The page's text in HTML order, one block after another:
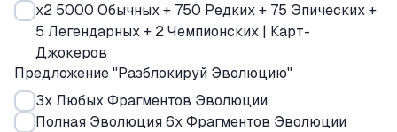
x2 5000 Обычных + 750 Редких + 75 Эпических +
5 Легендарных + 2 Чемпионских | Карт-
Джокеров
Предложение "Разблокируй Эволюцию"
3х Любых Фрагментов Эволюции
Полная Эволюция 6х Фрагментов Эволюции